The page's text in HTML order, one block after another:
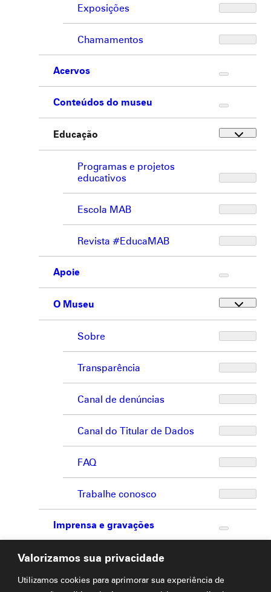
Valorizamos sua privacidade
Utilizamos cookies para aprimorar sua experiência de
Exposições
Chamamentos
Acervos
Conteúdos do museu
Educação
Programas e projetos
educativos
Escola MAB
Revista #EducaMAB
Apoie
O Museu
Sobre
Transparência
Canal de denúncias
Canal do Titular de Dados
FAQ
Trabalhe conosco
Imprensa e gravações
Loja
Fale conosco